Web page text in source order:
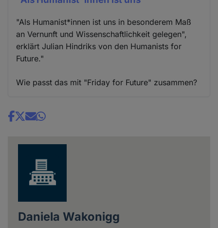
"Als Humanist*innen ist uns in besonderem Maß
an Vernunft und Wissenschaftlichkeit gelegen",
erklärt Julian Hindriks von den Humanists for
Future."
Wie passt das mit "Friday for Future" zusammen?
Share
Daniela Wakonigg